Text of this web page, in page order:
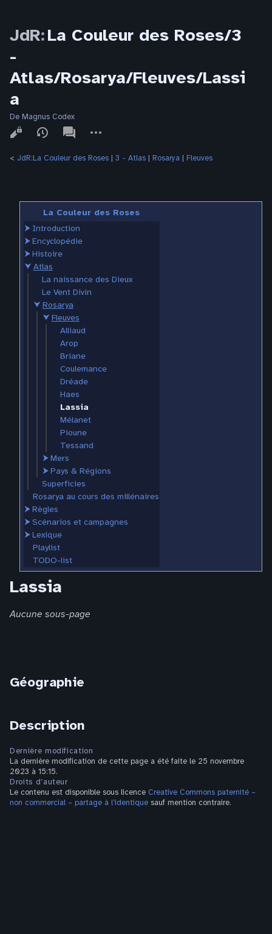
JdR:La Couleur des Roses/3
-
Atlas/Rosarya/Fleuves/Lassi
a
De Magnus Codex
Affichages
associated-
pages
actions
< JdR:La Couleur des Roses ‎ | 3 - Atlas ‎ | Rosarya ‎ | Fleuves
La Couleur des Roses
⮞ Introduction
⮞Encyclopédie
⮞Histoire
⮟ Atlas
La naissance des Dieux
Le Vent Divin
⮟ Rosarya
⮟ Fleuves
Alliaud
Arop
Briane
Coulemance
Dréade
Haes
Lassia
Mélanet
Pioune
Tessand
⮞Mers
⮞Pays & Régions
Superficies
Rosarya au cours des millénaires
⮞Règles
⮞Scénarios et campagnes
⮞Lexique
Playlist
TODO-list
Lassia
Aucune sous-page
Géographie
Description
Dernière modification
La dernière modification de cette page a été faite le 25 novembre
2023 à 15:15.
Droits d’auteur
Le contenu est disponible sous licence Creative Commons paternité –
non commercial – partage à l’identique sauf mention contraire.